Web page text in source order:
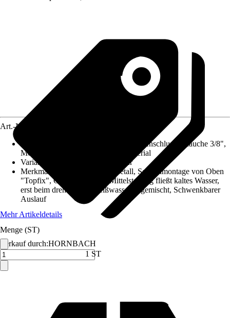
Verkauf durch:HORNBACH
Art.-Nr.
2 flexible Anschlussschläuche 3/8",
Montageanleitung, Befestigungsmaterial
Variante
Einhebel Küchenarmatur
Merkmale
Bedienhebel aus Metall, Schnellmontage von Oben
"Topfix", CoolStart: In der Mittelstellung fließt kaltes Wasser,
erst beim drehen wird Heißwasser zugemischt, Schwenkbarer
Auslauf
Mehr Artikeldetails
Menge (ST)
1 ST